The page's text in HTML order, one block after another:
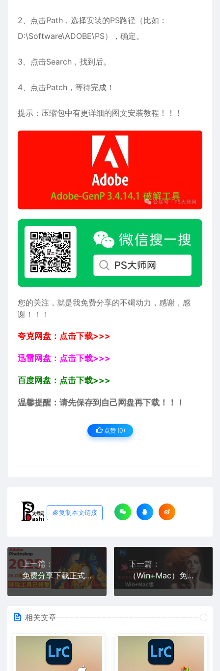
2、点击Path，选择安装的PS路径（比如：
D:\Software\ADOBE\PS），确定。
3、点击Search，找到后。
4、点击Patch，等待完成！
提示：压缩包中有更详细的图文安装教程！！！
您的关注，就是我免费分享的不竭动力，感谢，感
谢！！！
夸克网盘：点击下载>>>
迅雷网盘：点击下载>>>
百度网盘：点击下载>>>
温馨提醒：请先保存到自己网盘再下载！！！
点赞 (0)
复制本文链接
上一篇：
免费分享下载正式修复鹰标PS2025中文汉化破解版Adobe Photoshop 2025 v26.0 Multilingual
下一篇：
（Win+Mac）免费分享下载Magic Retouch Pro V4.3 PS中文汉化商业版人像磨皮美白润肤化妆扩展插件后期
相关文章